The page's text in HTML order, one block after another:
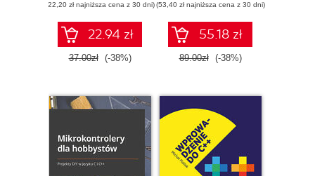
(22,20 zł najniższa cena z 30 dni)
22.94 zł
37.00zł (-38%)
wykorzystywania
sprzętu i
kompilatorów
(53,40 zł najniższa cena z 30 dni)
55.18 zł
89.00zł (-38%)